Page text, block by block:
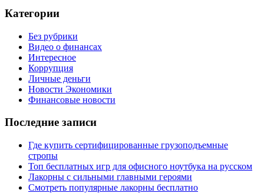
Категории
Без рубрики
Видео о финансах
Интересное
Коррупция
Личные деньги
Новости Экономики
Финансовые новости
Последние записи
Где купить сертифицированные грузоподъемные
стропы
Топ бесплатных игр для офисного ноутбука на русском
Лакорны с сильными главными героями
Смотреть популярные лакорны бесплатно